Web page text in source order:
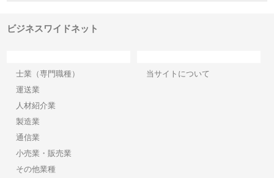
ビジネスワイドネット
士業（専門職種）
運送業
人材紹介業
製造業
通信業
小売業・販売業
その他業種
当サイトについて